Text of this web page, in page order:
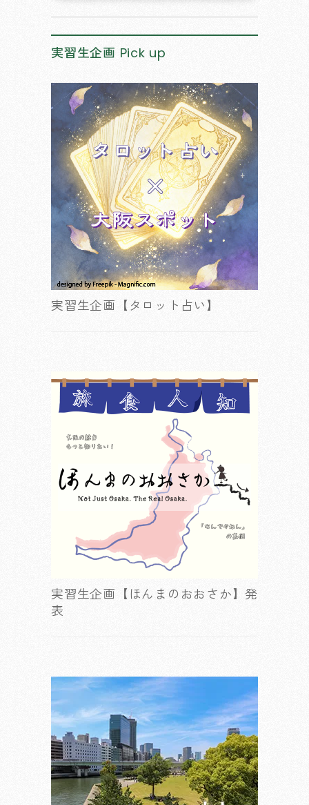
実習生企画 Pick up
実習生企画【タロット占い】
実習生企画【ほんまのおおさか】発
表